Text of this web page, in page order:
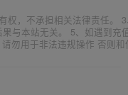
，不承担相关法律责任。
与本站无关。 5、如遇到充
勿用于非法违规操作 否则